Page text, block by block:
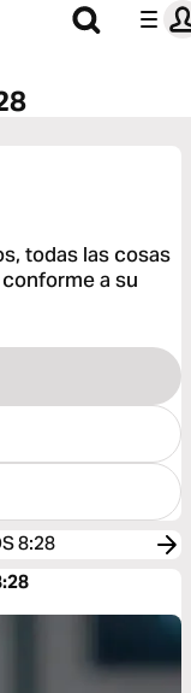
todas las cosas
a su
8:28